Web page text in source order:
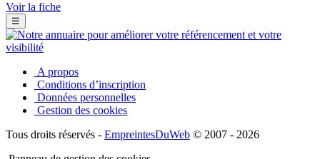
Voir la fiche
☰
A propos
Conditions d’inscription
Données personnelles
Gestion des cookies
Tous droits réservés - EmpreintesDuWeb © 2007 - 2026